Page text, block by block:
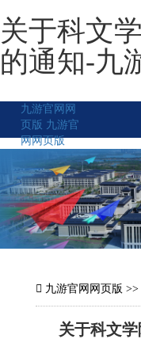
关于科文
的通知-九
九游官网网
页版 九游官
网网页版
九游官网网页版 >>
关于科文